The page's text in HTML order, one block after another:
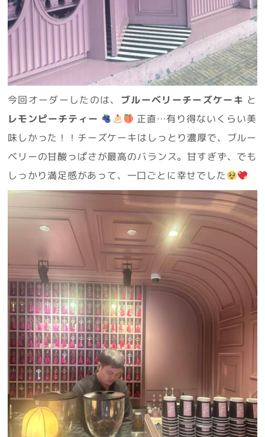
今回オーダーしたのは、 ブルーベリーチーズケーキ と
レモンピーチティー 正直…有り得ないくらい美
味しかった！！チーズケーキはしっとり濃厚で、ブルー
ベリーの甘酸っぱさが最高のバランス。甘すぎず、でも
しっかり満足感があって、一口ごとに幸せでした